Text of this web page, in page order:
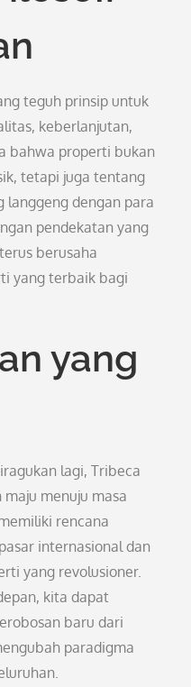
teguh prinsip untuk
keberlanjutan,
bahwa properti bukan
tetapi juga tentang
langgeng dengan para
pendekatan yang
berusaha
yang terbaik bagi
yang
lagi, Tribeca
menuju masa
rencana
internasional dan
yang revolusioner.
kita dapat
baru dari
paradigma